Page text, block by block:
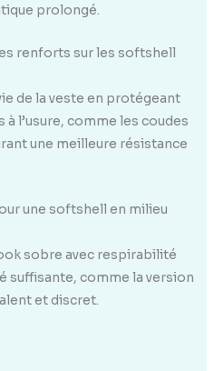
prolongé.
renforts sur les softshell
de la veste en protégeant
l’usure, comme les coudes
une meilleure résistance
une softshell en milieu
sobre avec respirabilité
comme la version
et discret.